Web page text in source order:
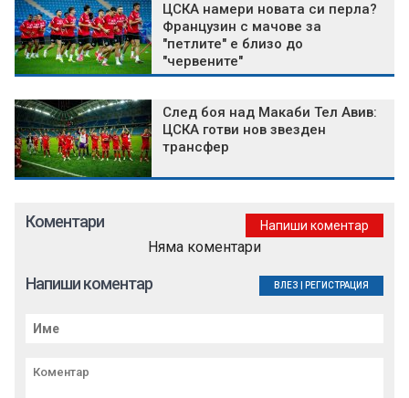
ЦСКА намери новата си перла?
Французин с мачове за
"петлите" е близо до
"червените"
След боя над Макаби Тел Авив:
ЦСКА готви нов звезден
трансфер
Коментари Напиши коментар
Няма коментари
Напиши коментар ВЛЕЗ РЕГИСТРАЦИЯ